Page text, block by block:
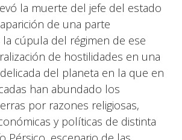
la muerte del jefe del estado
de una parte
cúpula del régimen de ese
de hostilidades en una
del planeta en la que en
han abundado los
por razones religiosas,
y políticas de distinta